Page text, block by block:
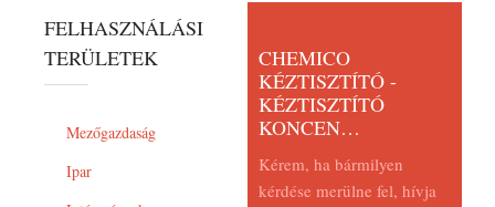
FELHASZNÁLÁSI
TERÜLETEK
Mezőgazdaság
Ipar
CHEMICO
KÉZTISZTÍTÓ -
KÉZTISZTÍTÓ
KONCEN…
Kérem, ha bármilyen
kérdése merülne fel, hívja